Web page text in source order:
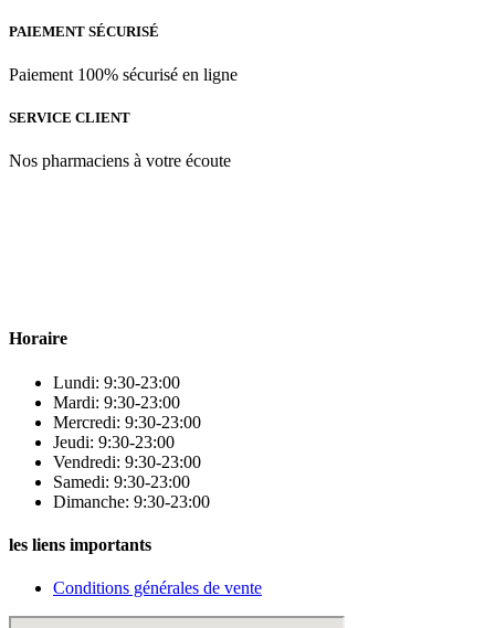
PAIEMENT SÉCURISÉ
Paiement 100% sécurisé en ligne
SERVICE CLIENT
Nos pharmaciens à votre écoute
Horaire
Lundi: 9:30-23:00
Mardi: 9:30-23:00
Mercredi: 9:30-23:00
Jeudi: 9:30-23:00
Vendredi: 9:30-23:00
Samedi: 9:30-23:00
Dimanche: 9:30-23:00
les liens importants
Conditions générales de vente